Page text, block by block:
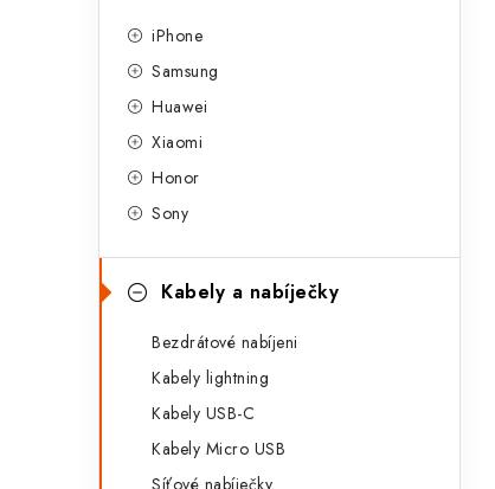
iPhone
Samsung
Huawei
Xiaomi
Honor
Sony
Kabely a nabíječky
Bezdrátové nabíjeni
Kabely lightning
Kabely USB-C
Kabely Micro USB
Síťové nabíječky